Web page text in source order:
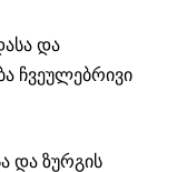
და
ჩვეულებრივი
და ზურგის